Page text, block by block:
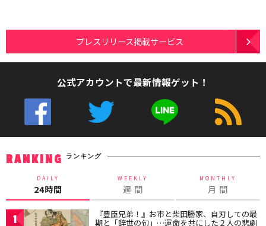
プレスリリース掲載サービス
公式アカウントで最新情報ゲット！
RANKING ランキング
DAILY
24時間
WEEKLY
週 間
MONTHLY
月 間
1 『豊臣兄弟！』お市と柴田勝家、自刃しての最
期と「辞世の句」…運命を共にした２人の悲劇